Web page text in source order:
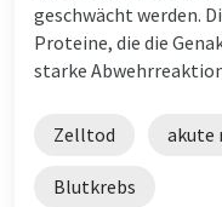
geschwächt werden.
Proteine, die die
starke
Zelltod akute
Blutkrebs